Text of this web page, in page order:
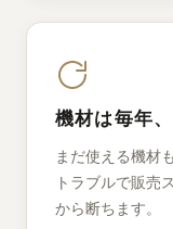
機材は毎年
まだ使える機材
トラブルで販売
から断ちます。